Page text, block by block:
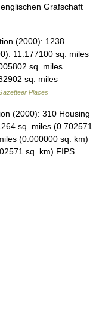
Grafschaft
(2000): 1238
11.177100 sq. miles
sq. miles
sq. miles
Places
(2000): 310 Housing
sq. miles (0.702571
(0.000000 sq. km)
sq. km) FIPS…